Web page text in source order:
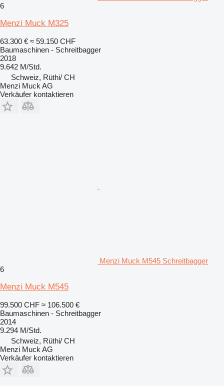
6
Menzi Muck M325
63.300 € ≈ 59.150 CHF
Baumaschinen - Schreitbagger
2018
9.642 M/Std.
Schweiz, Rüthi/ CH
Menzi Muck AG
Verkäufer kontaktieren
Menzi Muck M545 Schreitbagger
6
Menzi Muck M545
99.500 CHF ≈ 106.500 €
Baumaschinen - Schreitbagger
2014
9.294 M/Std.
Schweiz, Rüthi/ CH
Menzi Muck AG
Verkäufer kontaktieren